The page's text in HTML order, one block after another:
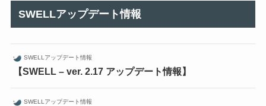
SWELLアップデート情報
SWELLアップデート情報
【SWELL – ver. 2.17 アップデート情報】
SWELLアップデート情報